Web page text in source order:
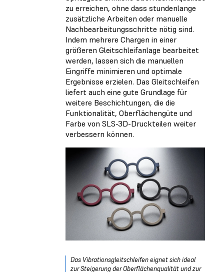
zu erreichen, ohne dass stundenlange
zusätzliche Arbeiten oder manuelle
Nachbearbeitungsschritte nötig sind.
Indem mehrere Chargen in einer
größeren Gleitschleifanlage bearbeitet
werden, lassen sich die manuellen
Eingriffe minimieren und optimale
Ergebnisse erzielen. Das Gleitschleifen
liefert auch eine gute Grundlage für
weitere Beschichtungen, die die
Funktionalität, Oberflächengüte und
Farbe von SLS-3D-Druckteilen weiter
verbessern können.
Das Vibrationsgleitschleifen eignet sich ideal
zur Steigerung der Oberflächenqualität und zur